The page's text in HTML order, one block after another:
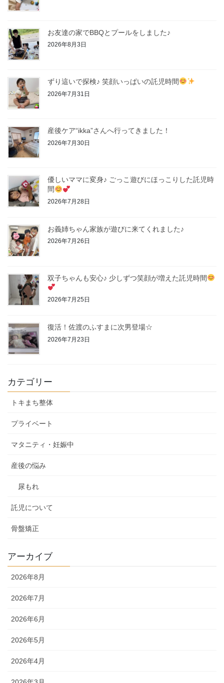
お友達の家でBBQとプールをしました♪
2026年8月3日
ずり這いで探検♪ 笑顔いっぱいの託児時間
2026年7月31日
産後ケア“ikka”さんへ行ってきました！
2026年7月30日
優しいママに変身♪ ごっこ遊びにほっこりした託児時
間
2026年7月28日
お義姉ちゃん家族が遊びに来てくれました♪
2026年7月26日
双子ちゃんも安心♪ 少しずつ笑顔が増えた託児時間
2026年7月25日
復活！佐渡のふすまに次男登場☆
2026年7月23日
カテゴリー
トキまち整体
プライベート
マタニティ・妊娠中
産後の悩み
尿もれ
託児について
骨盤矯正
アーカイブ
2026年8月
2026年7月
2026年6月
2026年5月
2026年4月